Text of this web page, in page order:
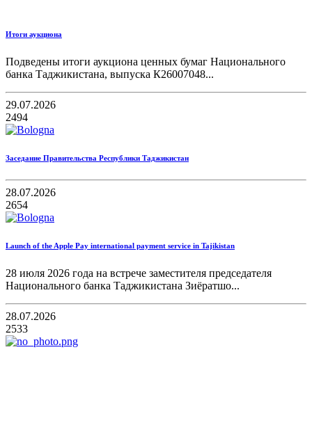
Итоги аукциона
Подведены итоги аукциона ценных бумаг Национального
банка Таджикистана, выпуска К26007048...
29.07.2026
2494
Заседание Правительства Республики Таджикистан
28.07.2026
2654
Launch of the Apple Pay international payment service in Tajikistan
28 июля 2026 года на встрече заместителя председателя
Национального банка Таджикистана Зиёратшо...
28.07.2026
2533